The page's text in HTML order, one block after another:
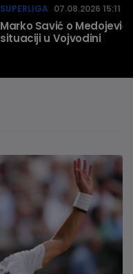
SUPERLIGA 07.08.2026 15:11
Marko Savić o
situaciji u Vojvodini